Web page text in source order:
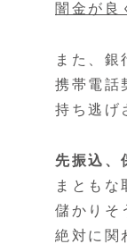
闇金が良
また、銀
携帯電話
持ち逃げ
先振込、
まともな
儲かりそ
絶対に関